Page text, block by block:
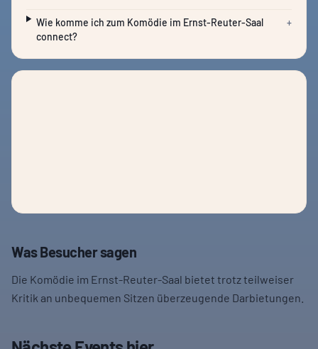
Wie komme ich zum Komödie im Ernst-Reuter-Saal
connect?
+
Was Besucher sagen
Die Komödie im Ernst-Reuter-Saal bietet trotz teilweiser
Kritik an unbequemen Sitzen überzeugende Darbietungen.